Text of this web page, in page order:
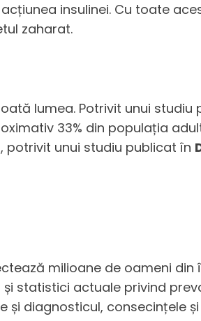
insulinei. Cu toate
zaharat.
lumea. Potrivit unui studiu
33% din populația
potrivit unui studiu publicat în
milioane de oameni din
statistici actuale privind
și diagnosticul, consecințele